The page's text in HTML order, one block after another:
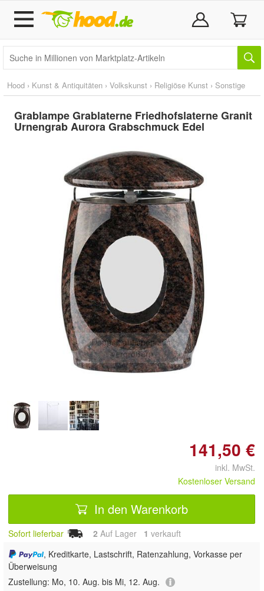
Hood › Kunst & Antiquitäten › Volkskunst › Religiöse Kunst › Sonstige
Grablampe Grablaterne Friedhofslaterne Granit
Urnengrab Aurora Grabschmuck Edel
Doppelt antippen zum
vergrößern
141,50 €
inkl. MwSt.
Kostenloser Versand
In den Warenkorb
Sofort lieferbar 2 Auf Lager 1 verkauft
, Kreditkarte, Lastschrift, Ratenzahlung, Vorkasse per
Überweisung
Zustellung: Mo, 10. Aug. bis Mi, 12. Aug.